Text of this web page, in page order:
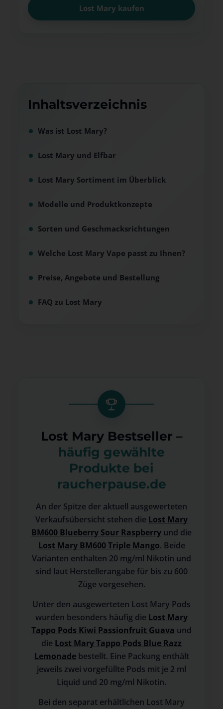
Lost Mary kaufen
Inhaltsverzeichnis
Was ist Lost Mary?
Lost Mary und Elfbar
Lost Mary Sortiment im Überblick
Modelle und Produktkonzepte
Sorten und Geschmacksrichtungen
Welche Lost Mary Vape passt zu Ihnen?
Preise, Angebote und Bestellung
FAQ zu Lost Mary
Lost Mary Bestseller –
häufig gewählte
Produkte bei
raucherpause.de
An der Spitze der aktuell ausgewerteten
Verkaufsübersicht stehen die Lost Mary
BM600 Blueberry Sour Raspberry und die
Lost Mary BM600 Triple Mango. Beide
Varianten enthalten 20 mg/ml Nikotin und
sind laut Herstellerangabe für bis zu 600
Züge vorgesehen.
Unter den ausgewerteten Lost Mary Pods
wurden besonders häufig die Lost Mary
Tappo Pods Kiwi Passionfruit Guava und
die Lost Mary Tappo Pods Blue Razz
Lemonadebestellt. Eine Packung enthält
jeweils zwei vorgefüllte Pods mit je 2 ml
Liquid und 20 mg/ml Nikotin.
Bei den separat erhältlichen Lost Mary